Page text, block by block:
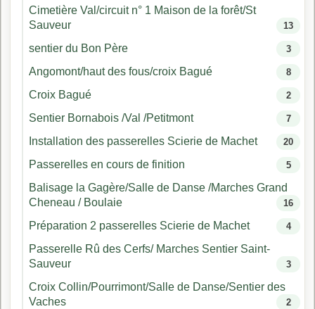
Cimetière Val/circuit n° 1 Maison de la forêt/St
Sauveur
13
sentier du Bon Père 3
Angomont/haut des fous/croix Bagué 8
Croix Bagué 2
Sentier Bornabois /Val /Petitmont 7
Installation des passerelles Scierie de Machet 20
Passerelles en cours de finition 5
Balisage la Gagère/Salle de Danse /Marches Grand
Cheneau / Boulaie
16
Préparation 2 passerelles Scierie de Machet 4
Passerelle Rû des Cerfs/ Marches Sentier Saint-
Sauveur
3
Croix Collin/Pourrimont/Salle de Danse/Sentier des
Vaches
2